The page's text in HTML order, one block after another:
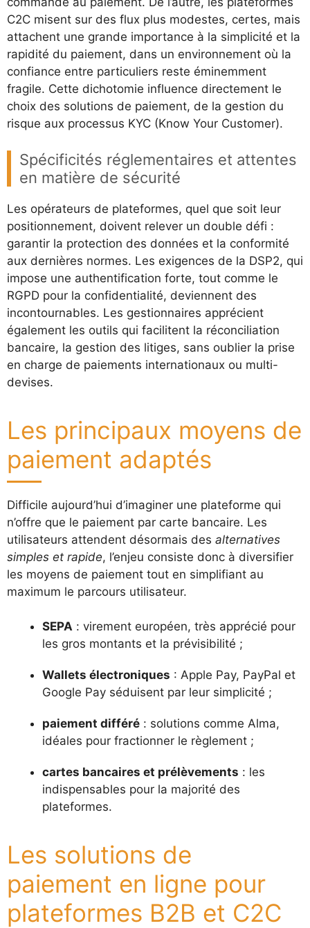
C2C misent sur des flux plus modestes, certes, mais
attachent une grande importance à la simplicité et la
rapidité du paiement, dans un environnement où la
confiance entre particuliers reste éminemment
fragile. Cette dichotomie influence directement le
choix des solutions de paiement, de la gestion du
risque aux processus KYC (Know Your Customer).
Spécificités réglementaires et attentes
en matière de sécurité
Les opérateurs de plateformes, quel que soit leur
positionnement, doivent relever un double défi :
garantir la protection des données et la conformité
aux dernières normes. Les exigences de la DSP2, qui
impose une authentification forte, tout comme le
RGPD pour la confidentialité, deviennent des
incontournables. Les gestionnaires apprécient
également les outils qui facilitent la réconciliation
bancaire, la gestion des litiges, sans oublier la prise
en charge de paiements internationaux ou multi-
devises.
Les principaux moyens de
paiement adaptés
Difficile aujourd’hui d’imaginer une plateforme qui
n’offre que le paiement par carte bancaire. Les
utilisateurs attendent désormais des alternatives
simples et rapide, l’enjeu consiste donc à diversifier
les moyens de paiement tout en simplifiant au
maximum le parcours utilisateur.
SEPA : virement européen, très apprécié pour
les gros montants et la prévisibilité ;
Wallets électroniques : Apple Pay, PayPal et
Google Pay séduisent par leur simplicité ;
paiement différé : solutions comme Alma,
idéales pour fractionner le règlement ;
cartes bancaires et prélèvements : les
indispensables pour la majorité des
plateformes.
Les solutions de
paiement en ligne pour
plateformes B2B et C2C